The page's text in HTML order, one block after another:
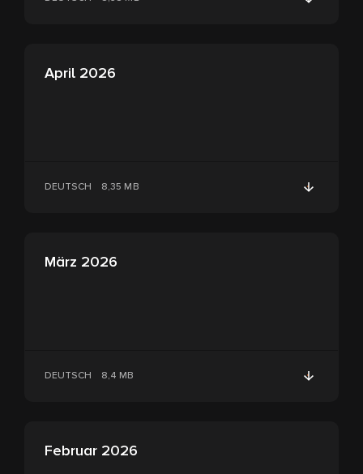
April 2026
DEUTSCH 8,35 MB
März 2026
DEUTSCH 8,4 MB
Februar 2026